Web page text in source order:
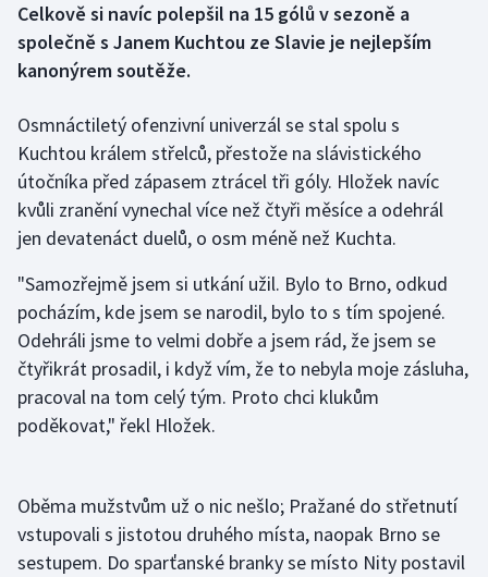
Dostihy
Florbal
Golf
Gymnastika
Házená
Jezdectví
Judo
Lezení
Lyže a snowboard
Celkově si navíc polepšil na 15 gólů v sezoně a
společně s Janem Kuchtou ze Slavie je nejlepším
kanonýrem soutěže.
Osmnáctiletý ofenzivní univerzál se stal spolu s
Kuchtou králem střelců, přestože na slávistického
útočníka před zápasem ztrácel tři góly. Hložek navíc
kvůli zranění vynechal více než čtyři měsíce a odehrál
jen devatenáct duelů, o osm méně než Kuchta.
"Samozřejmě jsem si utkání užil. Bylo to Brno, odkud
pocházím, kde jsem se narodil, bylo to s tím spojené.
Odehráli jsme to velmi dobře a jsem rád, že jsem se
čtyřikrát prosadil, i když vím, že to nebyla moje zásluha,
pracoval na tom celý tým. Proto chci klukům
poděkovat," řekl Hložek.
Oběma mužstvům už o nic nešlo; Pražané do střetnutí
vstupovali s jistotou druhého místa, naopak Brno se
sestupem. Do sparťanské branky se místo Nity postavil